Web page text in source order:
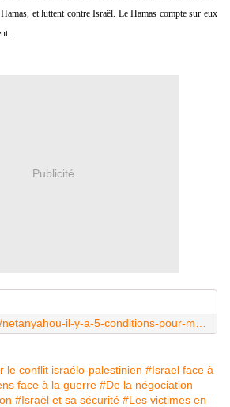
et luttent contre Israël. Le Hamas compte sur eux
Publicité
le conflit israélo-palestinien #Israel face à
face à la guerre #De la négociation
#Israël et sa sécurité #Les victimes en